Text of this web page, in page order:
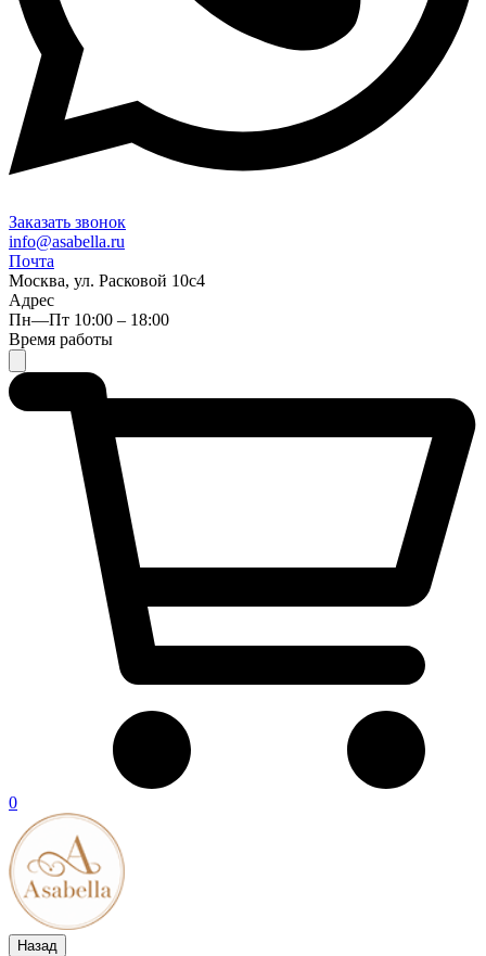
Заказать звонок
info@asabella.ru
Почта
Москва, ул. Расковой 10с4
Адрес
Пн—Пт 10:00 – 18:00
Время работы
0
Назад